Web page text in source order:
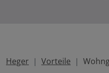
Heger Vorteile